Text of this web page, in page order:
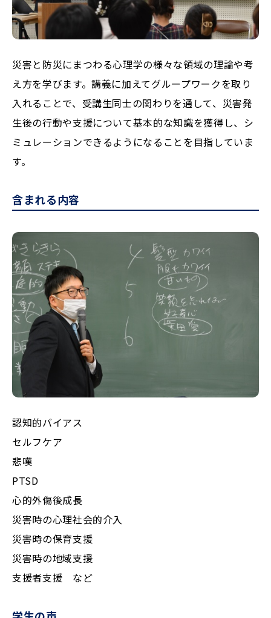
災害と防災にまつわる心理学の様々な領域の理論や考
え方を学びます。講義に加えてグループワークを取り
入れることで、受講生同士の関わりを通して、災害発
生後の行動や支援について基本的な知識を獲得し、シ
ミュレーションできるようになることを目指していま
す。
含まれる内容
認知的バイアス
セルフケア
悲嘆
PTSD
心的外傷後成長
災害時の心理社会的介入
災害時の保育支援
災害時の地域支援
支援者支援 など